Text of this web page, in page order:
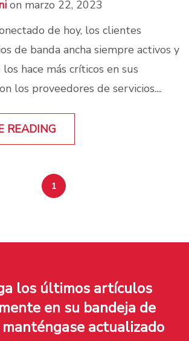
on marzo 22, 2023
de hoy, los clientes
de banda ancha siempre activos y
hace más críticos en sus
los proveedores de servicios....
READING
1
los últimos artículos
en su bandeja de
actualizado